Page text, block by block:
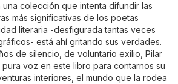
colección que intenta difundir las
más significativas de los poetas
literaria -desfigurada tantas veces
está ahí gritando sus verdades.
de silencio, de voluntario exilio, Pilar
voz en este libro para contarnos su
interiores, el mundo que la rodea